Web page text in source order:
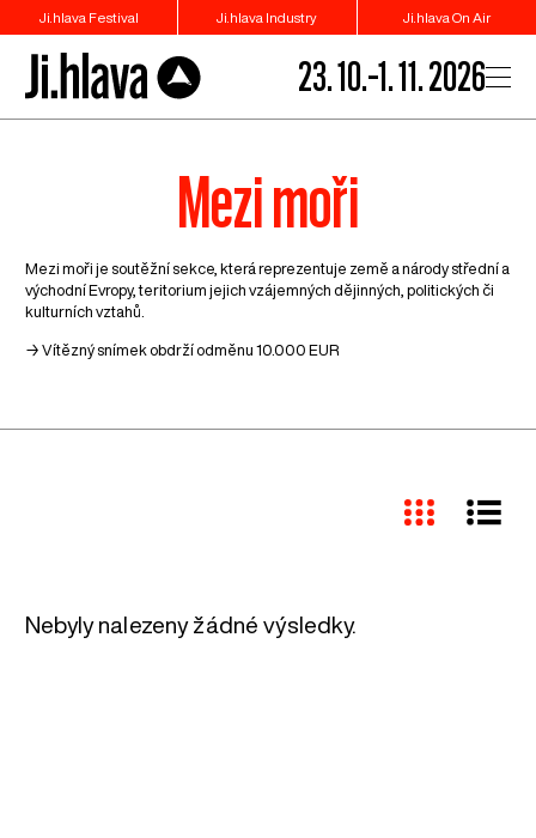
Ji.hlava Festival Ji.hlava Industry Ji.hlava On Air
23. 10.–1. 11. 2026
Mezi moři
Mezi moři je soutěžní sekce, která reprezentuje země a národy střední a
východní Evropy, teritorium jejich vzájemných dějinných, politických či
kulturních vztahů.
→ Vítězný snímek obdrží odměnu 10.000 EUR
Nebyly nalezeny žádné výsledky.